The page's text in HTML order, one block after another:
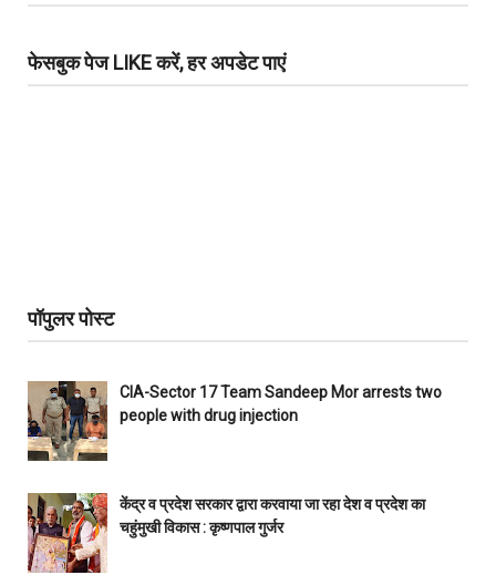
फेसबुक पेज LIKE करें, हर अपडेट पाएं
पॉपुलर पोस्ट
CIA-Sector 17 Team Sandeep Mor arrests two
people with drug injection
केंद्र व प्रदेश सरकार द्वारा करवाया जा रहा देश व प्रदेश का
चहुंमुखी विकास : कृष्णपाल गुर्जर